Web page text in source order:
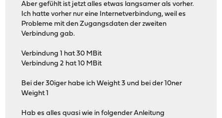
Aber gefühlt ist jetzt alles etwas langsamer als vorher.
Ich hatte vorher nur eine Internetverbindung, weil es
Probleme mit den Zugangsdaten der zweiten
Verbindung gab.
Verbindung 1 hat 30 MBit
Verbindung 2 hat 10 MBit
Bei der 30iger habe ich Weight 3 und bei der 10ner
Weight 1
Hab es alles quasi wie in folgender Anleitung